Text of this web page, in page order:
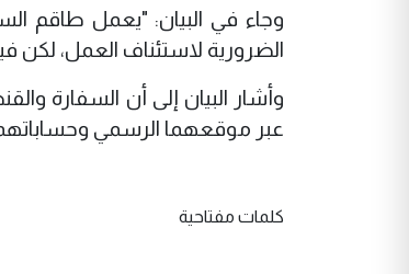
وجاء في البيان: "يعمل طاقم
الضرورية لاستئناف العمل، لكن
وأشار البيان إلى أن السفارة
عبر موقعهما الرسمي
كلمات مفتاحية